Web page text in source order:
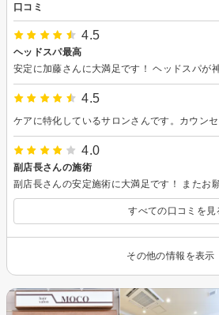
口コミ
4.5
ヘッドスパ最高
4.5
4.0
副店長さんの施術
すべての口コミを見
その他の情報を表示